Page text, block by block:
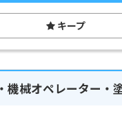
キープ
機械オペレーター・